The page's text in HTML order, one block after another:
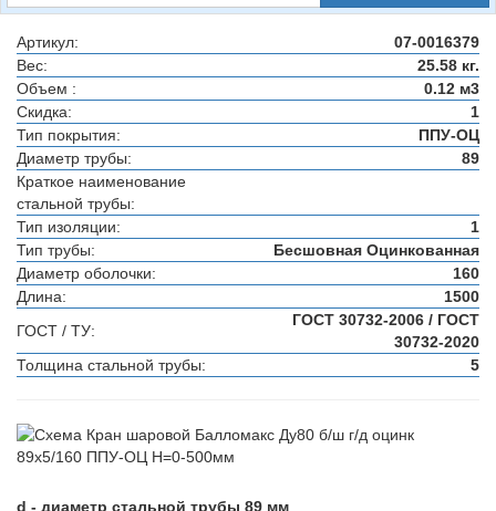
Артикул:
07-0016379
Вес:
25.58 кг.
Объем :
0.12 м3
Скидка:
1
Тип покрытия:
ППУ-ОЦ
Диаметр трубы:
89
Краткое наименование
стальной трубы:
Тип изоляции:
1
Тип трубы:
Бесшовная Оцинкованная
Диаметр оболочки:
160
Длина:
1500
ГОСТ / ТУ:
ГОСТ 30732-2006 / ГОСТ
30732-2020
Толщина стальной трубы:
5
d - диаметр стальной трубы 89 мм